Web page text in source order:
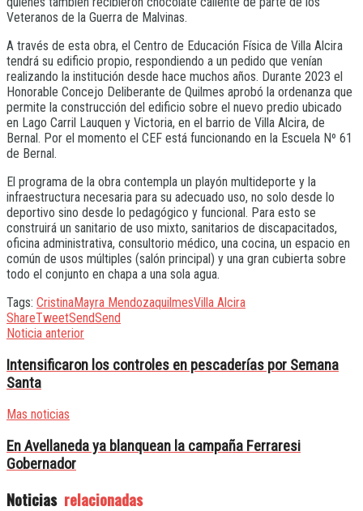
Veteranos de la Guerra de Malvinas.
A través de esta obra, el Centro de Educación Física de Villa Alcira
tendrá su edificio propio, respondiendo a un pedido que venían
realizando la institución desde hace muchos años. Durante 2023 el
Honorable Concejo Deliberante de Quilmes aprobó la ordenanza que
permite la construcción del edificio sobre el nuevo predio ubicado
en Lago Carril Lauquen y Victoria, en el barrio de Villa Alcira, de
Bernal. Por el momento el CEF está funcionando en la Escuela Nº 61
de Bernal.
El programa de la obra contempla un playón multideporte y la
infraestructura necesaria para su adecuado uso, no solo desde lo
deportivo sino desde lo pedagógico y funcional. Para esto se
construirá un sanitario de uso mixto, sanitarios de discapacitados,
oficina administrativa, consultorio médico, una cocina, un espacio en
común de usos múltiples (salón principal) y una gran cubierta sobre
todo el conjunto en chapa a una sola agua.
Tags: CristinaMayra MendozaquilmesVilla Alcira
ShareTweetSendSend
Noticia anterior
Intensificaron los controles en pescaderías por Semana
Santa
Mas noticias
En Avellaneda ya blanquean la campaña Ferraresi
Gobernador
Noticias relacionadas